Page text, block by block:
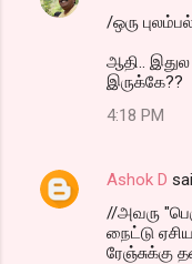
/ஒரு
ஆதி..
இருக்கே??
4:18 PM
Ashok D
//அவரு
நைட்டு
ரேஞ்சுக்கு